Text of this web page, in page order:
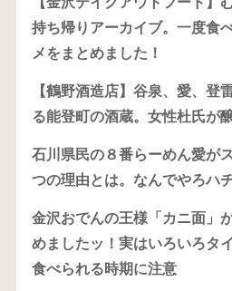
持ち帰りアーカイブ。一度食
メをまとめました！
【鶴野酒造店】谷泉、愛、登
る能登町の酒蔵。女性杜氏が
石川県民の８番らーめん愛が
つの理由とは。なんでやろハ
金沢おでんの王様「カニ面」
めましたッ！実はいろいろタ
食べられる時期に注意